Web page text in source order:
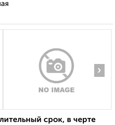
›
срок, в черте